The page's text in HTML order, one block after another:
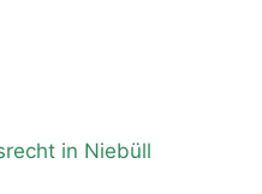
in Niebüll